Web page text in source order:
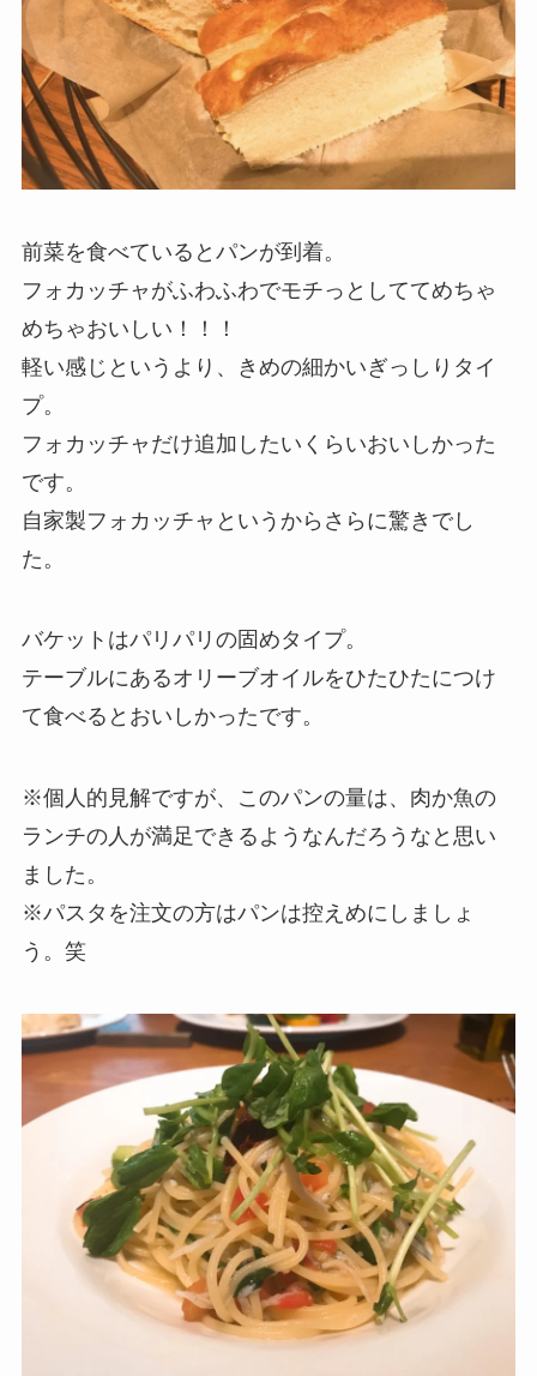
前菜を食べているとパンが到着。
フォカッチャがふわふわでモチっとしててめちゃ
めちゃおいしい！！！
軽い感じというより、きめの細かいぎっしりタイ
プ。
フォカッチャだけ追加したいくらいおいしかった
です。
自家製フォカッチャというからさらに驚きでし
た。
バケットはパリパリの固めタイプ。
テーブルにあるオリーブオイルをひたひたにつけ
て食べるとおいしかったです。
※個人的見解ですが、このパンの量は、肉か魚の
ランチの人が満足できるようなんだろうなと思い
ました。
※パスタを注文の方はパンは控えめにしましょ
う。笑